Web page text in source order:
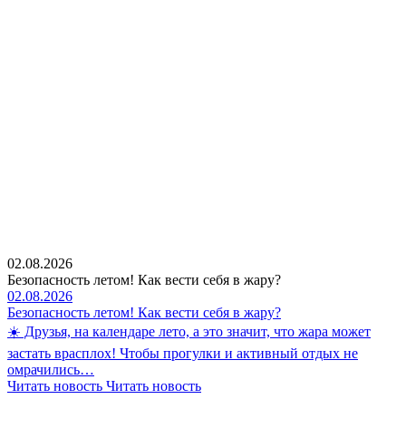
02.08.2026
Безопасность летом! Как вести себя в жару?
02.08.2026
Безопасность летом! Как вести себя в жару?
☀️ Друзья, на календаре лето, а это значит, что жара может
застать врасплох! Чтобы прогулки и активный отдых не
омрачились…
Читать новость Читать новость